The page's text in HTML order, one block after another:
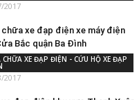
2017
xe đạp điện xe máy điện
Bắc quận Ba Đình
CHỮA XE ĐẠP ĐIỆN - CỨU HỘ XE ĐẠP
2017